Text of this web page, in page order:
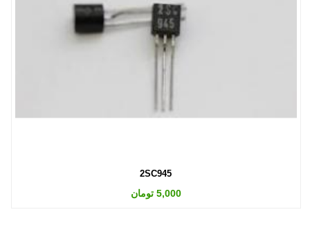
2SC945
5,000 تومان